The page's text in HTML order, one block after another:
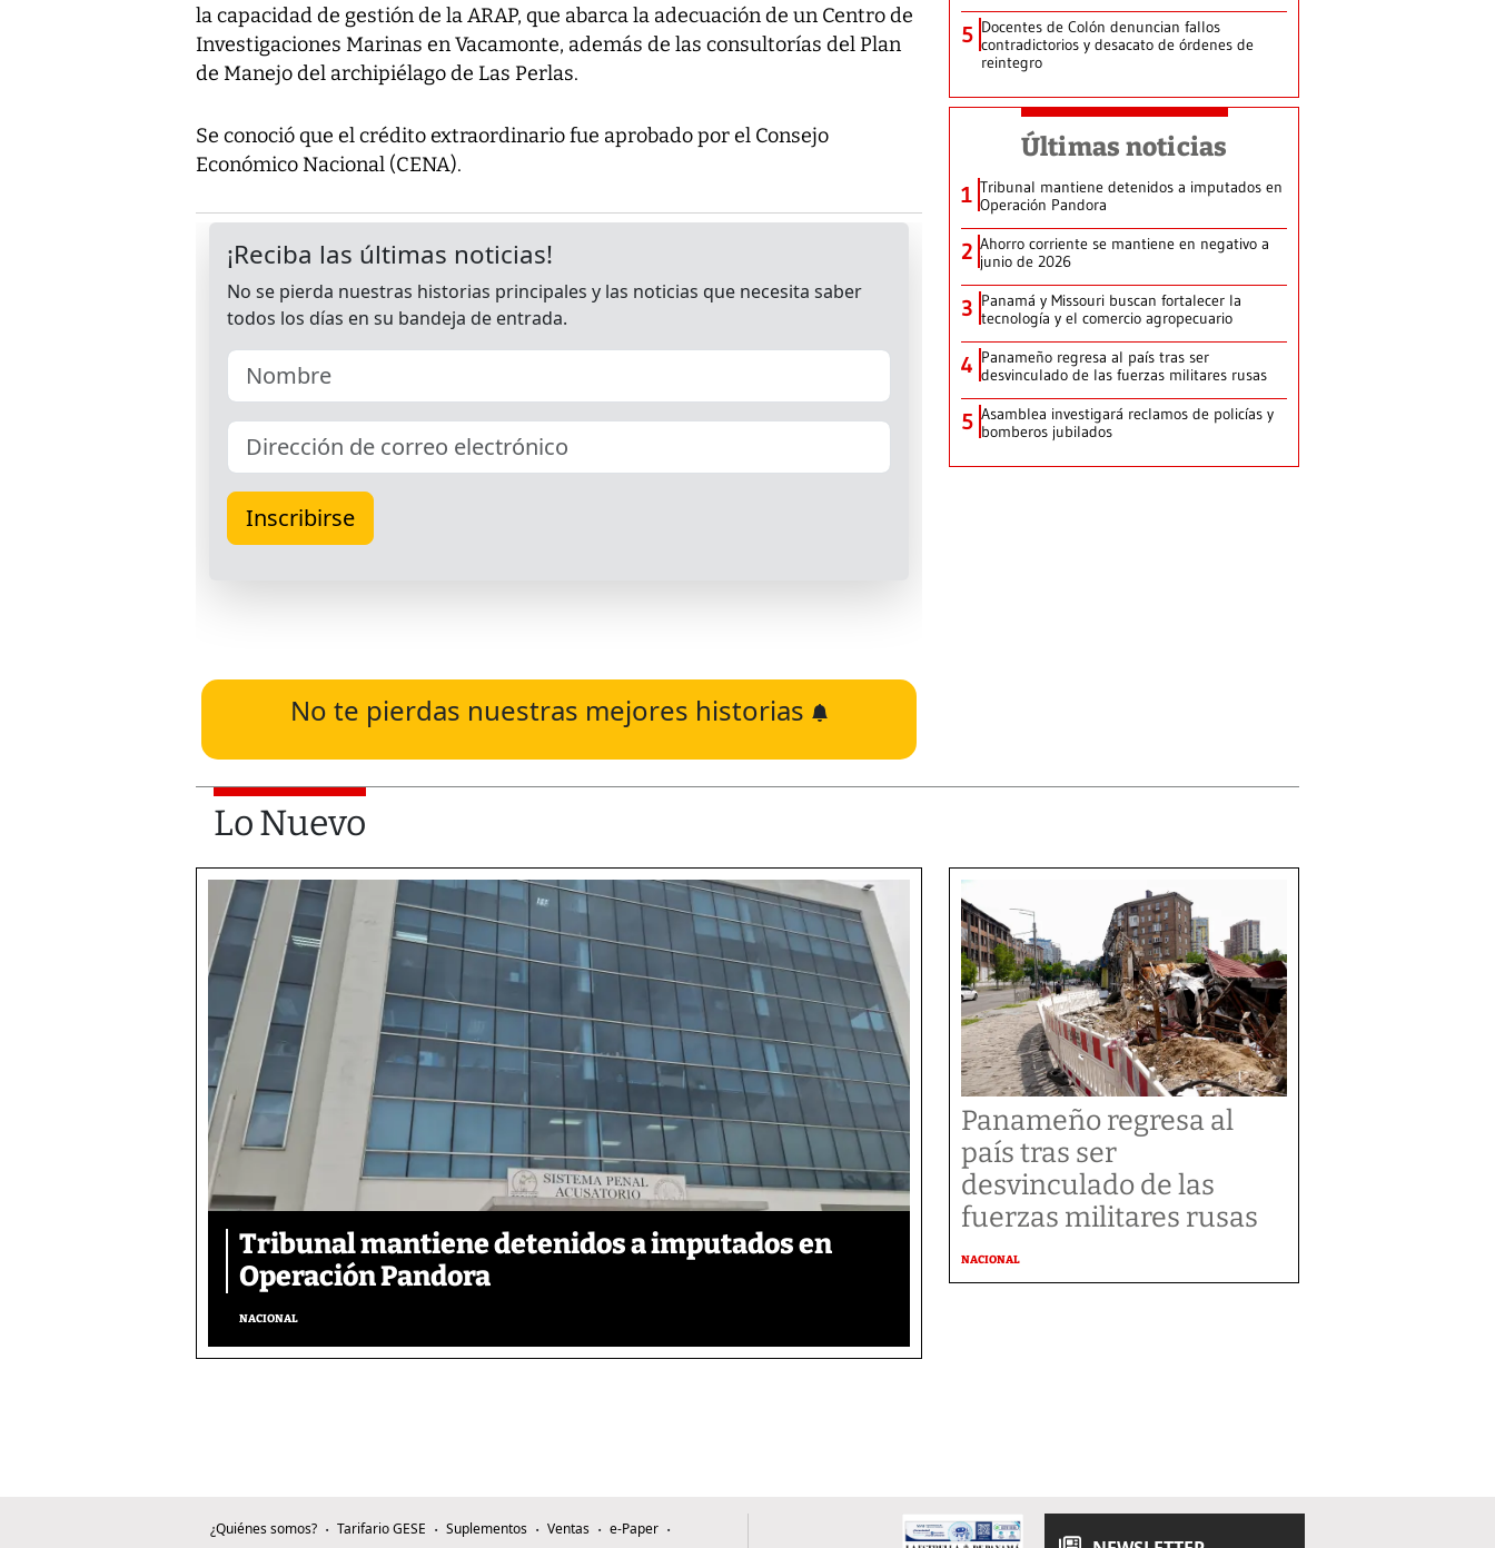
la capacidad de gestión de la ARAP, que abarca la adecuación de un Centro de
Investigaciones Marinas en Vacamonte, además de las consultorías del Plan
de Manejo del archipiélago de Las Perlas.
Se conoció que el crédito extraordinario fue aprobado por el Consejo
Económico Nacional (CENA).
No te pierdas nuestras mejores historias
5 Docentes de Colón denuncian fallos
contradictorios y desacato de órdenes de
reintegro
Últimas noticias
1 Tribunal mantiene detenidos a imputados en
Operación Pandora
2 Ahorro corriente se mantiene en negativo a
junio de 2026
3 Panamá y Missouri buscan fortalecer la
tecnología y el comercio agropecuario
4 Panameño regresa al país tras ser
desvinculado de las fuerzas militares rusas
5 Asamblea investigará reclamos de policías y
bomberos jubilados
Lo Nuevo
Tribunal mantiene detenidos a imputados en
Operación Pandora
NACIONAL
Panameño regresa al
país tras ser
desvinculado de las
fuerzas militares rusas
NACIONAL
¿Quiénes somos? Tarifario GESE Suplementos Ventas e-Paper